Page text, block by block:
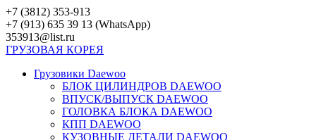
Перейти
к
контенту
+7 (3812) 353-913
+7 (913) 635 39 13 (WhatsApp)
353913@list.ru
ГРУЗОВАЯ КОРЕЯ
Грузовики Daewoo
БЛОК ЦИЛИНДРОВ DAEWOO
ВПУСК/ВЫПУСК DAEWOO
ГОЛОВКА БЛОКА DAEWOO
КПП DAEWOO
КУЗОВНЫЕ ДЕТАЛИ DAEWOO